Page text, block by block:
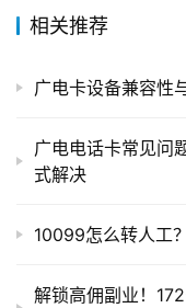
相关推荐
广电卡设备兼容性
广电电话卡常见问
式解决
10099怎么转人工
解锁高佣副业！